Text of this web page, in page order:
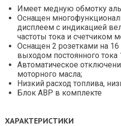
Имеет медную обмотку
Оснащен
дисплеем с индикацией
частоты тока и счетчиком
Оснащен 2 розетками на 16
выходом постоянного тока
Автоматическое
моторного масла;
Низкий расход топлива,
Блок АВР в комплекте
ХАРАКТЕРИСТИКИ